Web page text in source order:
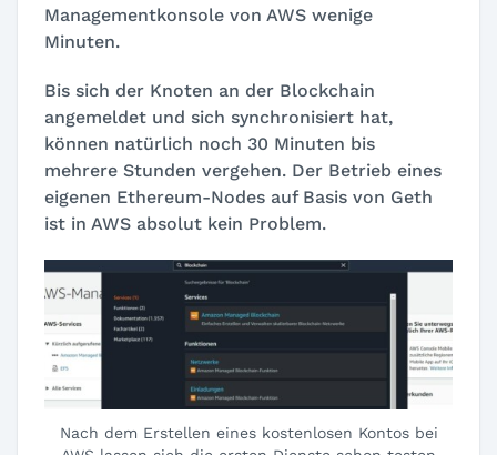
Managementkonsole von AWS wenige
Minuten.
Bis sich der Knoten an der Blockchain
angemeldet und sich synchronisiert hat,
können natürlich noch 30 Minuten bis
mehrere Stunden vergehen. Der Betrieb eines
eigenen Ethereum-Nodes auf Basis von Geth
ist in AWS absolut kein Problem.
Nach dem Erstellen eines kostenlosen Kontos bei